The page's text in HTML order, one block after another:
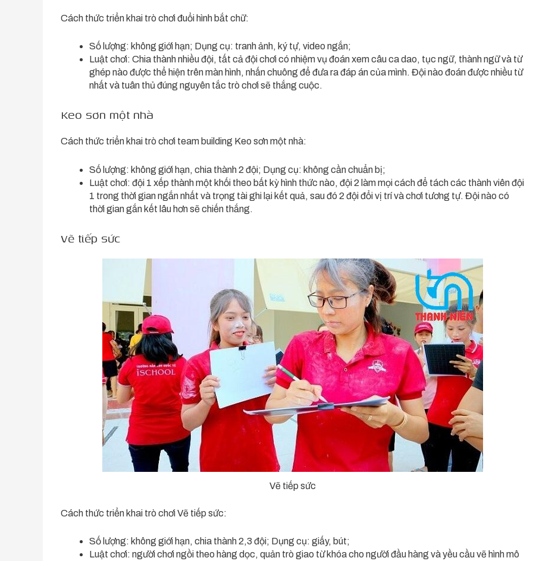
Cách thức triển khai trò chơi đuổi hình bắt chữ:
Số lượng: không giới hạn; Dụng cụ: tranh ảnh, ký tự, video ngắn;
Luật chơi: Chia thành nhiều đội, tất cả đội chơi có nhiệm vụ đoán xem câu ca dao, tục ngữ, thành ngữ và từ
ghép nào được thể hiện trên màn hình, nhấn chuông để đưa ra đáp án của mình. Đội nào đoán được nhiều từ
nhất và tuân thủ đúng nguyên tắc trò chơi sẽ thắng cuộc.
Keo sơn một nhà
Cách thức triển khai trò chơi team building Keo sơn một nhà:
Số lượng: không giới hạn, chia thành 2 đội; Dụng cụ: không cần chuẩn bị;
Luật chơi: đội 1 xếp thành một khối theo bất kỳ hình thức nào, đội 2 làm mọi cách để tách các thành viên đội
1 trong thời gian ngắn nhất và trọng tài ghi lại kết quả, sau đó 2 đội đổi vị trí và chơi tương tự. Đội nào có
thời gian gắn kết lâu hơn sẽ chiến thắng.
Vẽ tiếp sức
Vẽ tiếp sức
Cách thức triển khai trò chơi Vẽ tiếp sức:
Số lượng: không giới hạn, chia thành 2,3 đội; Dụng cụ: giấy, bút;
Luật chơi: người chơi ngồi theo hàng dọc, quản trò giao từ khóa cho người đầu hàng và yều cầu vẽ hình mô